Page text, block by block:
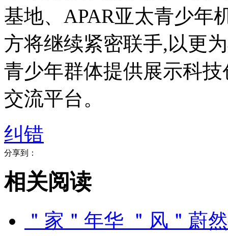
基地、APAR亚太青少年
方将继续紧密联手,以更
青少年群体提供展示科
交流平台。
纠错
分享到：
相关阅读
＂家＂年华 ＂风＂